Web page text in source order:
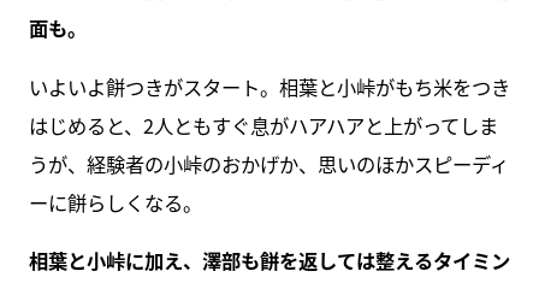
面も。
いよいよ餅つきがスタート。相葉と小峠がもち米をつき
はじめると、2人ともすぐ息がハアハアと上がってしま
うが、経験者の小峠のおかげか、思いのほかスピーディ
ーに餅らしくなる。
相葉と小峠に加え、澤部も餅を返しては整えるタイミン